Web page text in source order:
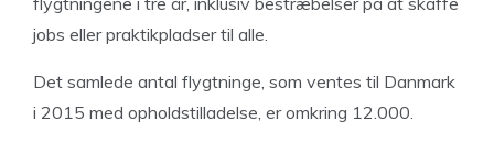
jobs eller praktikpladser til alle.
Det samlede antal flygtninge, som ventes til Danmark
i 2015 med opholdstilladelse, er omkring 12.000.